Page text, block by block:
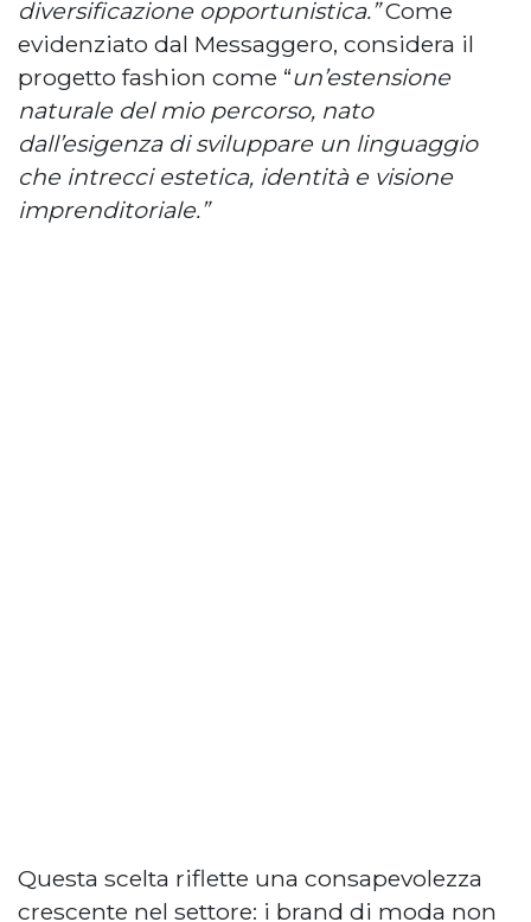
diversificazione opportunistica.”Come
evidenziato dal Messaggero, considera il
progetto fashion come “un’estensione
naturale del mio percorso, nato
dall’esigenza di sviluppare un linguaggio
che intrecci estetica, identità e visione
imprenditoriale.”
Questa scelta riflette una consapevolezza
crescente nel settore: i brand di moda non